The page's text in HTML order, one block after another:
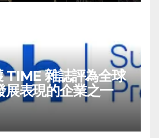
TIME 雜誌評為全球
展表現的企業之一